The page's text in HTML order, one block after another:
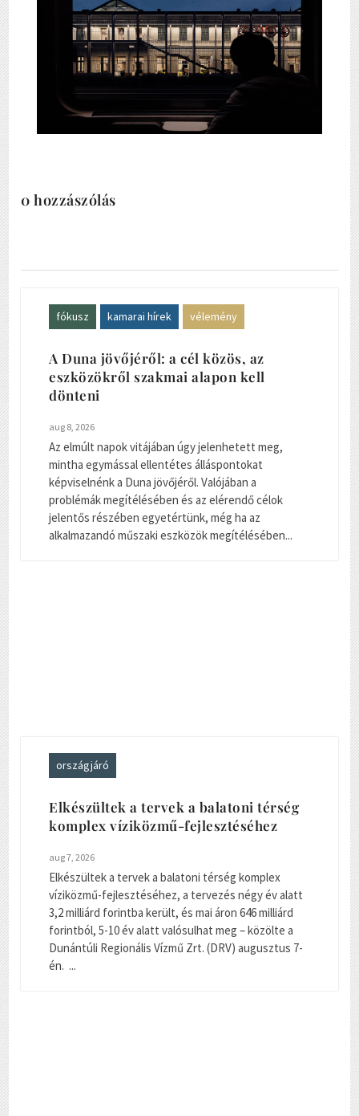
0 hozzászólás
fókusz kamarai hírek vélemény
A Duna jövőjéről: a cél közös, az
eszközökről szakmai alapon kell
dönteni
aug 8, 2026
Az elmúlt napok vitájában úgy jelenhetett meg,
mintha egymással ellentétes álláspontokat
képviselnénk a Duna jövőjéről. Valójában a
problémák megítélésében és az elérendő célok
jelentős részében egyetértünk, még ha az
alkalmazandó műszaki eszközök megítélésében...
országjáró
Elkészültek a tervek a balatoni térség
komplex víziközmű-fejlesztéséhez
aug 7, 2026
Elkészültek a tervek a balatoni térség komplex
víziközmű-fejlesztéséhez, a tervezés négy év alatt
3,2 milliárd forintba került, és mai áron 646 milliárd
forintból, 5-10 év alatt valósulhat meg – közölte a
Dunántúli Regionális Vízmű Zrt. (DRV) augusztus 7-
én. ...